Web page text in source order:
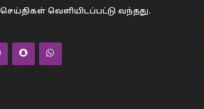
செய்திகள் வெளியிடப்பட்டு வந்தது.